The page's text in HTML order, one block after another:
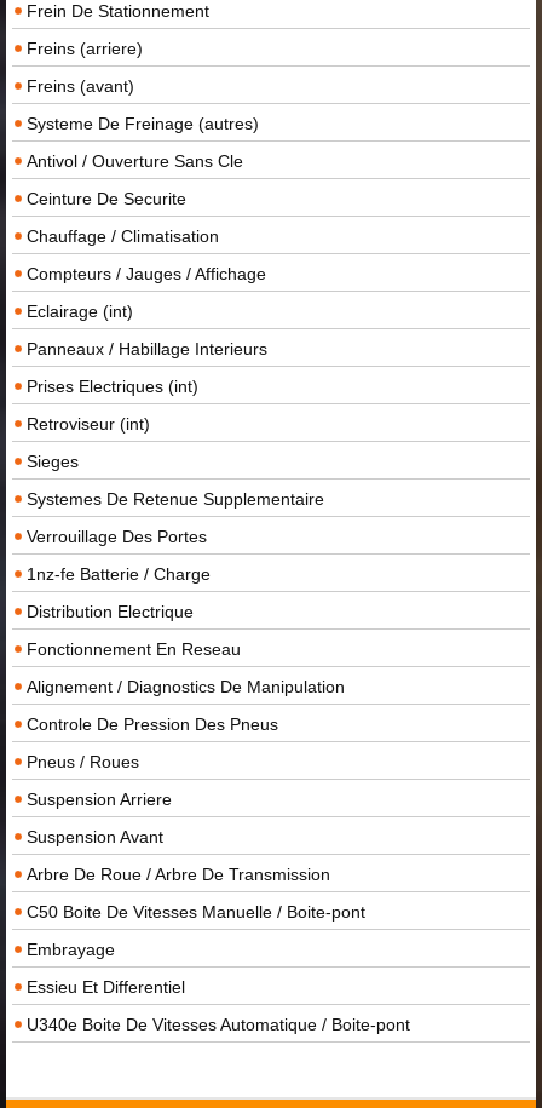
Frein De Stationnement
Freins (arriere)
Freins (avant)
Systeme De Freinage (autres)
Antivol / Ouverture Sans Cle
Ceinture De Securite
Chauffage / Climatisation
Compteurs / Jauges / Affichage
Eclairage (int)
Panneaux / Habillage Interieurs
Prises Electriques (int)
Retroviseur (int)
Sieges
Systemes De Retenue Supplementaire
Verrouillage Des Portes
1nz-fe Batterie / Charge
Distribution Electrique
Fonctionnement En Reseau
Alignement / Diagnostics De Manipulation
Controle De Pression Des Pneus
Pneus / Roues
Suspension Arriere
Suspension Avant
Arbre De Roue / Arbre De Transmission
C50 Boite De Vitesses Manuelle / Boite-pont
Embrayage
Essieu Et Differentiel
U340e Boite De Vitesses Automatique / Boite-pont